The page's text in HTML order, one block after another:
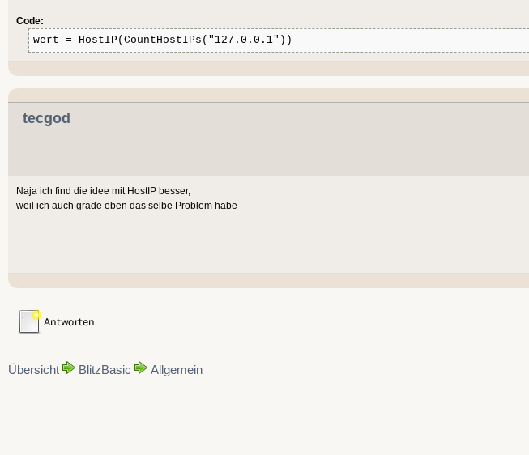
Code:
wert = HostIP(CountHostIPs("127.0.0.1"))
tecgod
Naja ich find die idee mit HostIP besser,
weil ich auch grade eben das selbe Problem habe
Übersicht BlitzBasic Allgemein